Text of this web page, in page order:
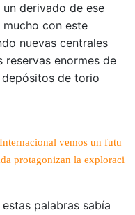
derivado de ese
con este
nuevas centrales
reservas enormes de
de torio
vemos un futu
protagonizan la exploraci
palabras sabía